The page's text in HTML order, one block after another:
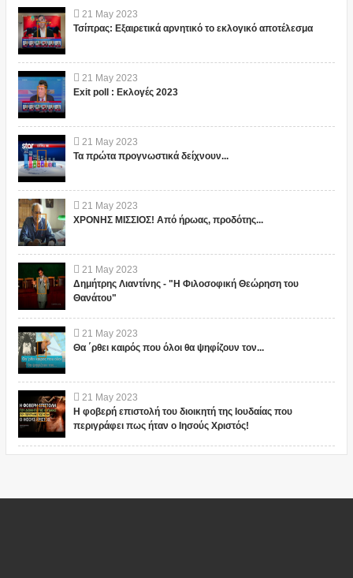
21 May 2023
Τσίπρας: Εξαιρετικά αρνητικό το εκλογικό αποτέλεσμα
21 May 2023
Exit poll : Εκλογές 2023
21 May 2023
Τα πρώτα προγνωστικά δείχνουν...
21 May 2023
ΧΡΟΝΗΣ ΜΙΣΣΙΟΣ! Από ήρωας, προδότης...
21 May 2023
Δημήτρης Λιαντίνης - "Η Φιλοσοφική Θεώρηση του
Θανάτου"
21 May 2023
Θα ΄ρθει καιρός που όλοι θα ψηφίζουν τον...
21 May 2023
Η φοβερή επιστολή του διοικητή της Ιουδαίας που
περιγράφει πως ήταν ο Ιησούς Χριστός!